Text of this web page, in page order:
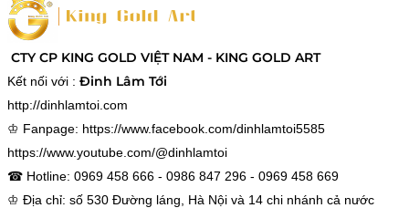
CTY CP KING GOLD VIỆT NAM - KING GOLD ART
Kết nối với : Đinh Lâm Tới
http://dinhlamtoi.com
♔ Fanpage: https://www.facebook.com/dinhlamtoi5585
https://www.youtube.com/@dinhlamtoi
☎ Hotline: 0969 458 666 - 0986 847 296 - 0969 458 669
♔ Địa chỉ: số 530 Đường láng, Hà Nội và 14 chi nhánh cả nước